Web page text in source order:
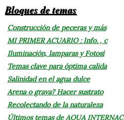
Bloques de temas
Construcción de peceras y más
MI PRIMER ACUARIO : Info. , c
Iluminación, lamparas y Fotosí
Temas clave para óptima calida
Salinidad en el agua dulce
Arena o grava? Hacer sustrato
Recolectando de la naturaleza
Últimos temas de AQUA INTERNAC